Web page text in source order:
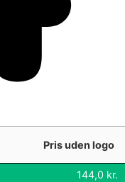
Pris uden logo
144,0 kr.